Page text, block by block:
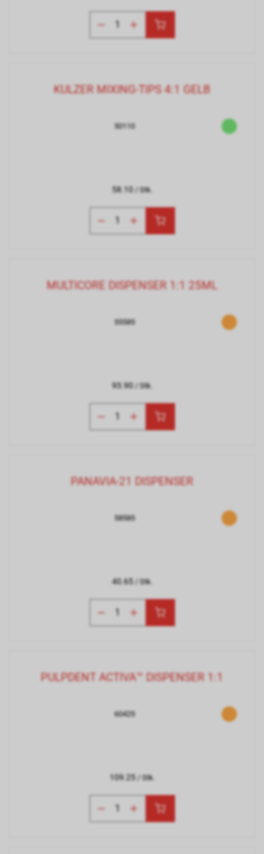
KULZER MIXING-TIPS 4:1 GELB
50110
58.10/ Stk.
MULTICORE DISPENSER 1:1 25ML
55585
93.90/ Stk.
PANAVIA-21 DISPENSER
58585
40.65/ Stk.
PULPDENT ACTIVA™ DISPENSER 1:1
60425
109.25/ Stk.